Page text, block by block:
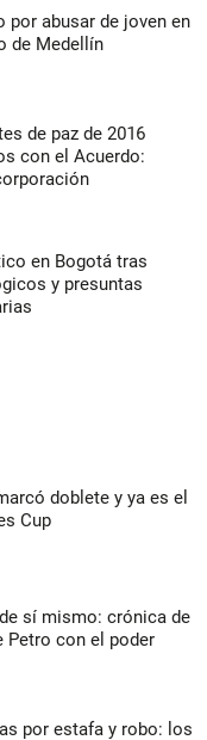
por abusar de joven en
de Medellín
de paz de 2016
con el Acuerdo:
en Bogotá tras
y presuntas
doblete y ya es el
Cup
sí mismo: crónica de
Petro con el poder
por estafa y robo: los